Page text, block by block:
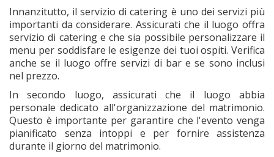
Innanzitutto, il servizio di catering è uno dei servizi più
importanti da considerare. Assicurati che il luogo offra
servizio di catering e che sia possibile personalizzare il
menu per soddisfare le esigenze dei tuoi ospiti. Verifica
anche se il luogo offre servizi di bar e se sono inclusi
nel prezzo.
In secondo luogo, assicurati che il luogo abbia
personale dedicato all'organizzazione del matrimonio.
Questo è importante per garantire che l'evento venga
pianificato senza intoppi e per fornire assistenza
durante il giorno del matrimonio.